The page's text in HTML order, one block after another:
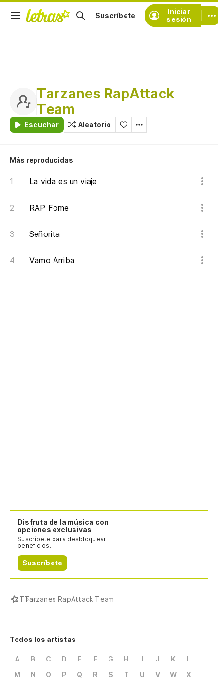
Iniciar
sesión
Suscríbete
Tarzanes RapAttack
Team
Escuchar Aleatorio
Más reproducidas
La vida es un viaje
RAP Fome
Señorita
Vamo Arriba
Disfruta de la música con
opciones exclusivas
Suscríbete para desbloquear
beneficios.
Suscríbete
TTarzanes RapAttack Team
Todos los artistas
A B C D E F G H I J K
L
M
N O P Q R S T U V W
X